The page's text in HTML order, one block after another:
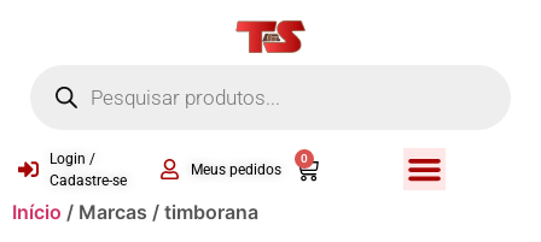
Login /
Cadastre-se
Meus pedidos
0
Início / Marcas / timborana